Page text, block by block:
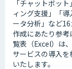
「チャットボッ
ィング支援」「
ータ分析」など
作成にあたり参
覧表（Excel）は
サービスの導入
いたします。